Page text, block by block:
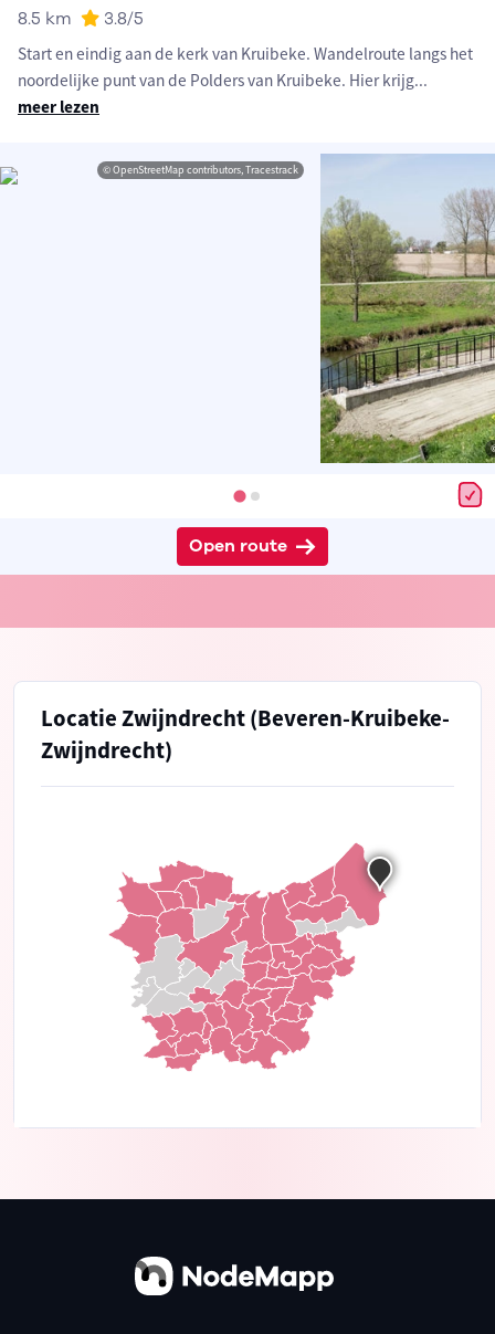
8.5 km 3.8/5
Start en eindig aan de kerk van Kruibeke. Wandelroute langs het
noordelijke punt van de Polders van Kruibeke. Hier krijg...
meer lezen
© OpenStreetMap contributors, Tracestrack
Open route
Locatie Zwijndrecht (Beveren-Kruibeke-
Zwijndrecht)